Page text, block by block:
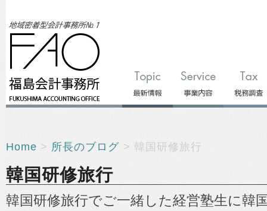
Home > 所長のブログ > 韓国研修旅行
韓国研修旅行
韓国研修旅行でご一緒した経営塾生に韓